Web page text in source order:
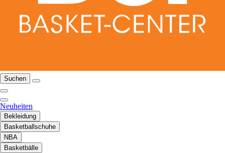
Suchen
Neuheiten
Bekleidung
Basketballschuhe
NBA
Basketbälle